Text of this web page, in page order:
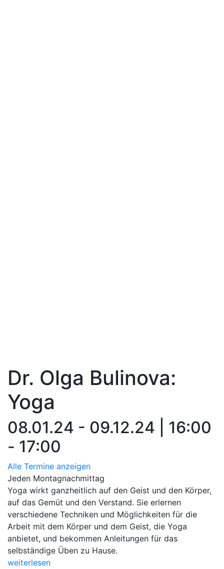
Dr. Olga Bulinova:
Yoga
08.01.24 - 09.12.24 | 16:00
- 17:00
Alle Termine anzeigen
Jeden Montagnachmittag
Yoga wirkt ganzheitlich auf den Geist und den Körper,
auf das Gemüt und den Verstand. Sie erlernen
verschiedene Techniken und Möglichkeiten für die
Arbeit mit dem Körper und dem Geist, die Yoga
anbietet, und bekommen Anleitungen für das
selbständige Üben zu Hause.
weiterlesen